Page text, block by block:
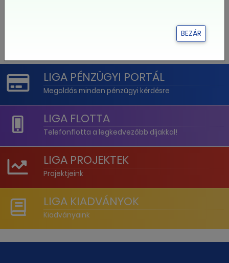
5 6
LIGA PÉNZÜGYI PORTÁL
Megoldás minden pénzügyi kérdésre
LIGA FLOTTA
Telefonflotta a legkedvezőbb díjakkal!
LIGA PROJEKTEK
Projektjeink
LIGA KIADVÁNYOK
Kiadványaink
BEZÁR